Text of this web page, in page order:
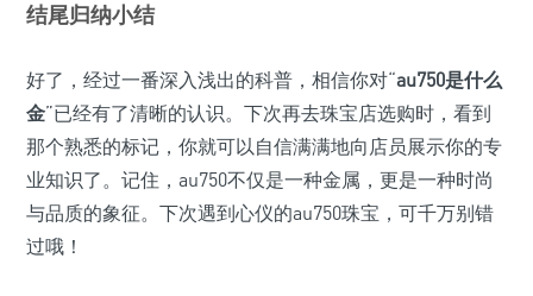
结尾归纳小结
好了，经过一番深入浅出的科普，相信你对“au750是什么
金”已经有了清晰的认识。下次再去珠宝店选购时，看到
那个熟悉的标记，你就可以自信满满地向店员展示你的专
业知识了。记住，au750不仅是一种金属，更是一种时尚
与品质的象征。下次遇到心仪的au750珠宝，可千万别错
过哦！